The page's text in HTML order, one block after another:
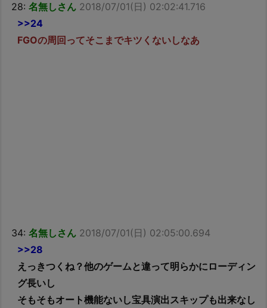
28: 名無しさん 2018/07/01(日) 02:02:41.716
>>24
FGOの周回ってそこまでキツくないしなあ
34: 名無しさん 2018/07/01(日) 02:05:00.694
>>28
えっきつくね？他のゲームと違って明らかにローディン
グ長いし
そもそもオート機能ないし宝具演出スキップも出来なし